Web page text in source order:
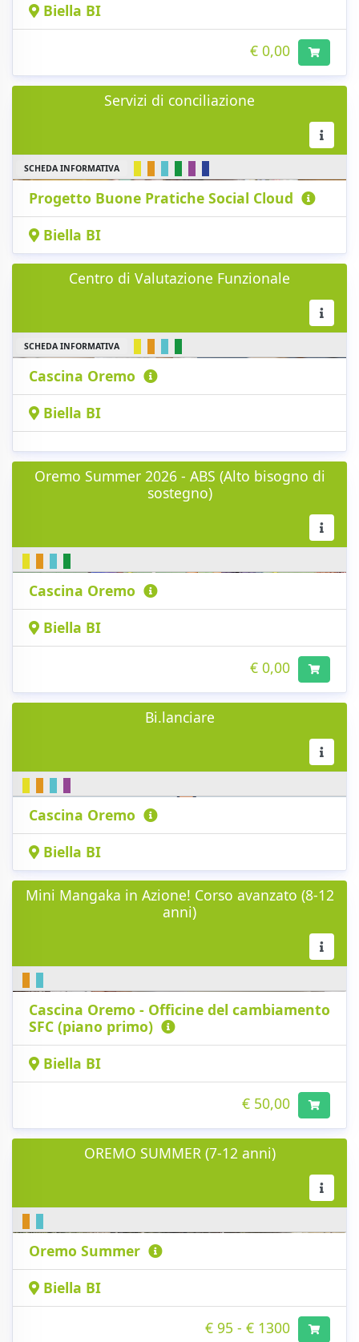
Biella BI
€ 0,00
Servizi di conciliazione
SCHEDA INFORMATIVA
Progetto Buone Pratiche Social Cloud
Biella BI
Centro di Valutazione Funzionale
SCHEDA INFORMATIVA
Cascina Oremo
Biella BI
Oremo Summer 2026 - ABS (Alto bisogno di
sostegno)
Cascina Oremo
Biella BI
€ 0,00
Bi.lanciare
Cascina Oremo
Biella BI
Mini Mangaka in Azione! Corso avanzato (8-12
anni)
Cascina Oremo - Officine del cambiamento
SFC (piano primo)
Biella BI
€ 50,00
OREMO SUMMER (7-12 anni)
Oremo Summer
Biella BI
€ 95 - € 1300